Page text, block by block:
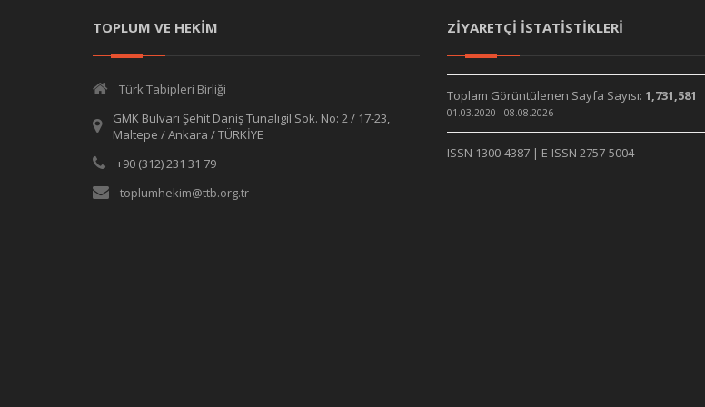
TOPLUM VE HEKİM
Türk Tabipleri Birliği
GMK Bulvarı Şehit Daniş Tunalıgil Sok. No: 2 / 17-23,
Maltepe / Ankara / TÜRKİYE
+90 (312) 231 31 79
toplumhekim@ttb.org.tr
ZİYARETÇİ İSTATİSTİKLERİ
Toplam Görüntülenen Sayfa Sayısı: 1,731,581
01.03.2020 - 08.08.2026
ISSN 1300-4387 | E-ISSN 2757-5004